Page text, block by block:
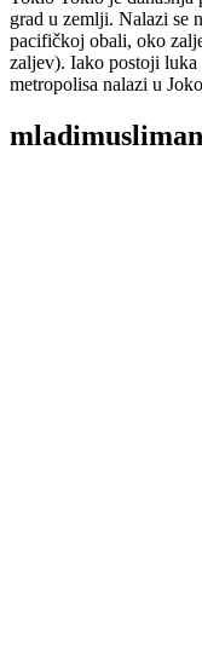
grad u zemlji. Nalazi se
pacifičkoj obali, oko
zaljev). Iako postoji luka
metropolisa nalazi u